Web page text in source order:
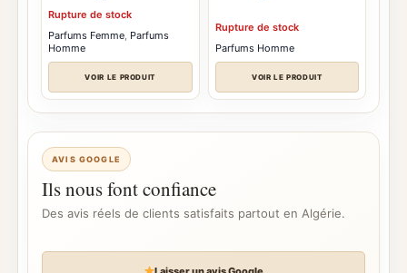
Rupture de stock
Parfums Femme, Parfums
Homme
VOIR LE PRODUIT
Rupture de stock
Parfums Homme
VOIR LE PRODUIT
AVIS GOOGLE
Ils nous font confiance
Des avis réels de clients satisfaits partout en Algérie.